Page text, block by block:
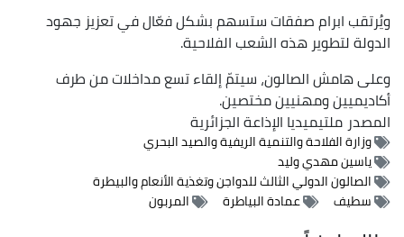
ويُرتقب ابرام صفقات ستسهم بشكل فعّال في تعزيز جهود
الدولة لتطوير هذه الشعب الفلاحية.
وعلى هامش الصالون، سيتمّ إلقاء تسع مداخلات من طرف
أكاديميين ومهنيين مختصين.
المصدرملتيميديا الإذاعة الجزائرية
وزارة الفلاحة والتنمية الريفية والصيد البحري
ياسين مهدي وليد
الصالون الدولي الثالث للدواجن وتغذية الأنعام والبيطرة
سطيف
عمادة البياطرة المربون